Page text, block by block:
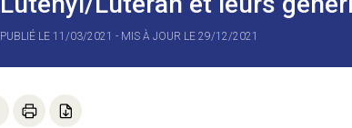
PUBLIÉ LE 11/03/2021 - MIS À JOUR LE 29/12/2021